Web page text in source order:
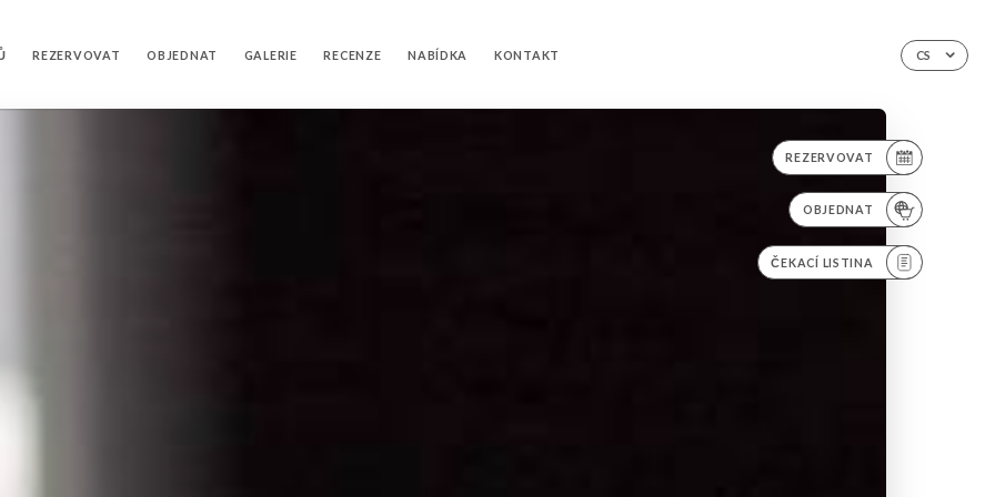
CS
REZERVOVAT OBJEDNAT GALERIE RECENZE NABÍDKA KONTAKT
REZERVOVAT
OBJEDNAT
ČEKACÍ LISTINA